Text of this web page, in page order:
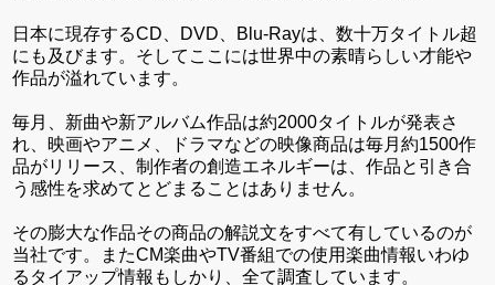
日本に現存するCD、DVD、Blu-Rayは、数十万タイトル超
にも及びます。そしてここには世界中の素晴らしい才能や
作品が溢れています。
毎月、新曲や新アルバム作品は約2000タイトルが発表さ
れ、映画やアニメ、ドラマなどの映像商品は毎月約1500作
品がリリース、制作者の創造エネルギーは、作品と引き合
う感性を求めてとどまることはありません。
その膨大な作品その商品の解説文をすべて有しているのが
当社です。またCM楽曲やTV番組での使用楽曲情報いわゆ
るタイアップ情報もしかり、全て調査しています。